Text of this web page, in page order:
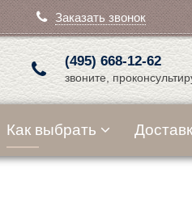
Заказать звонок
(495) 668-12-62
звоните,
Как выбрать